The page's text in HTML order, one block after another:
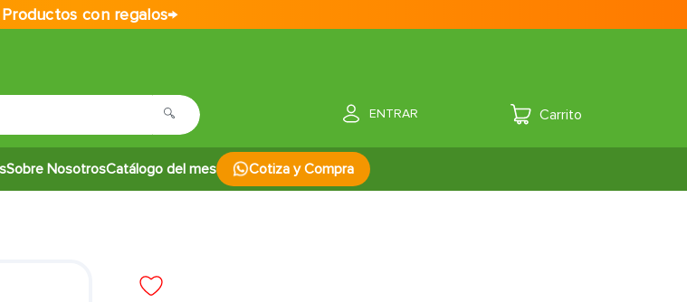
con regalos→
ENTRAR
Sobre NosotrosCatálogo del mes Cotiza y Compra